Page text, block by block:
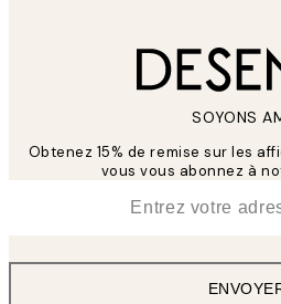
SOYONS
Obtenez 15% de remise sur les
vous vous abonnez à